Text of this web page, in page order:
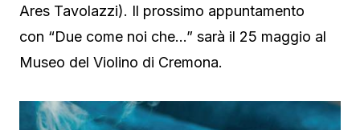
Ares Tavolazzi). Il prossimo appuntamento
con “Due come noi che…” sarà il 25 maggio al
Museo del Violino di Cremona.